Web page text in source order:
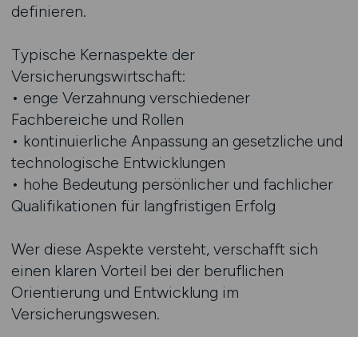
definieren.
Typische Kernaspekte der
Versicherungswirtschaft:
• enge Verzahnung verschiedener
Fachbereiche und Rollen
• kontinuierliche Anpassung an gesetzliche und
technologische Entwicklungen
• hohe Bedeutung persönlicher und fachlicher
Qualifikationen für langfristigen Erfolg
Wer diese Aspekte versteht, verschafft sich
einen klaren Vorteil bei der beruflichen
Orientierung und Entwicklung im
Versicherungswesen.